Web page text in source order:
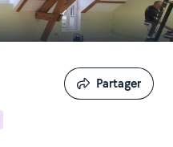
Partager
Partager